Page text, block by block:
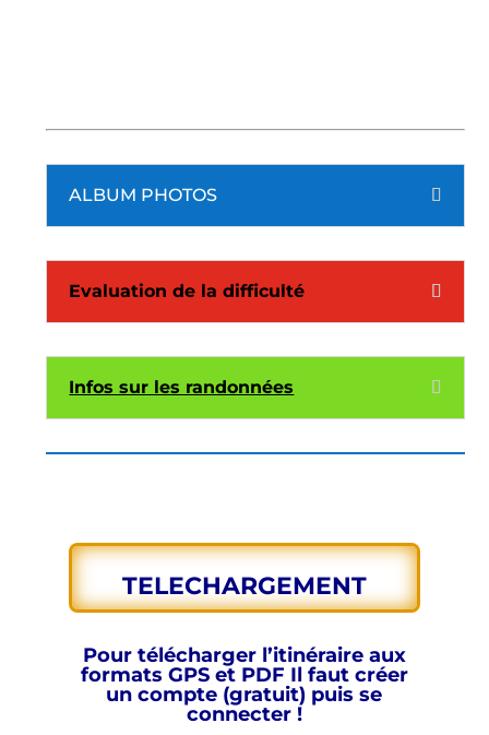
ALBUM PHOTOS
Evaluation de la difficulté
Infos sur les randonnées
TELECHARGEMENT
Pour télécharger l’itinéraire aux
formats GPS et PDF Il faut créer
un compte (gratuit) puis se
connecter !